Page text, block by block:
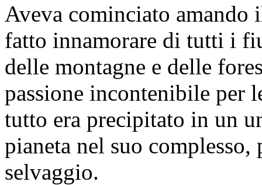
Aveva cominciato amando
fatto innamorare di tutti i
delle montagne e delle
passione incontenibile per
tutto era precipitato in un
pianeta nel suo
selvaggio.